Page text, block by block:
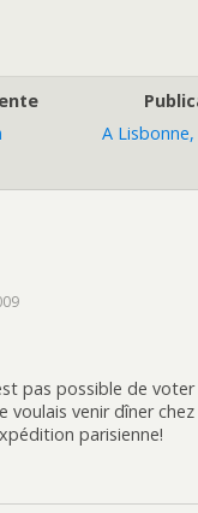
A
pas possible de
voulais venir dîner
parisienne!